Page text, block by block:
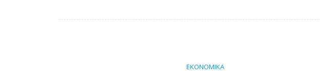
EKONOMIKA